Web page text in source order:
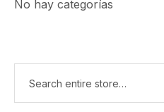
No hay categorías